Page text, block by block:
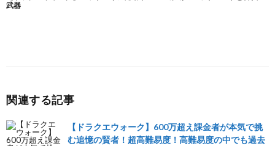
関連する記事
【ドラクエウォーク】600万超え課金者が本気で挑
む追憶の賢者！超高難易度！高難易度の中でも過去